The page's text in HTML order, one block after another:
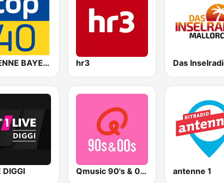
ANTENNE BAYERN Top 40 hr3
DIGGI Qmusic 90's & 00's antenne 1